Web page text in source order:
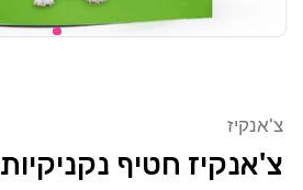
צ'אנקיז
צ'אנקיז חטיף נקניקיות 80 גרם